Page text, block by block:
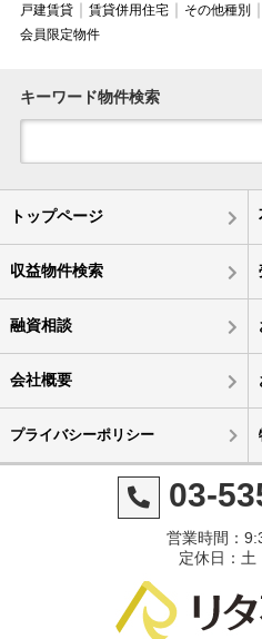
戸建賃貸
賃貸併用住宅 その他種別
会員限定物件
キーワード物件検索
トップページ
収益物件検索
融資相談
会社概要
プライバシーポリシー
03-
営業時間：
定休日：土